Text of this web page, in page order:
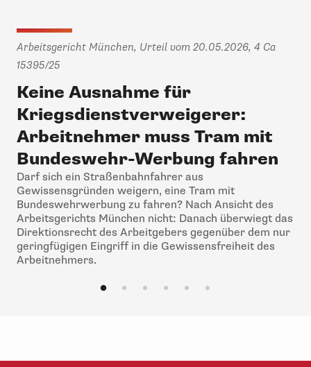
Arbeitsgericht München, Urteil vom 20.05.2026, 4 Ca
15395/25
Keine Ausnahme für
Kriegsdienstverweigerer:
Arbeitnehmer muss Tram mit
Bundeswehr-Werbung fahren
Darf sich ein Straßenbahnfahrer aus
Gewissensgründen weigern, eine Tram mit
Bundeswehrwerbung zu fahren? Nach Ansicht des
Arbeitsgerichts München nicht: Danach überwiegt das
Direktionsrecht des Arbeitgebers gegenüber dem nur
geringfügigen Eingriff in die Gewissensfreiheit des
Arbeitnehmers.